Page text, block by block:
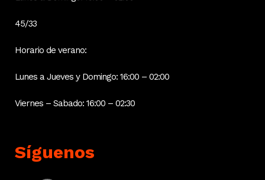
45/33
Horario de verano:
Lunes a Jueves y Domingo: 16:00 – 02:00
Viernes – Sabado: 16:00 – 02:30
Síguenos